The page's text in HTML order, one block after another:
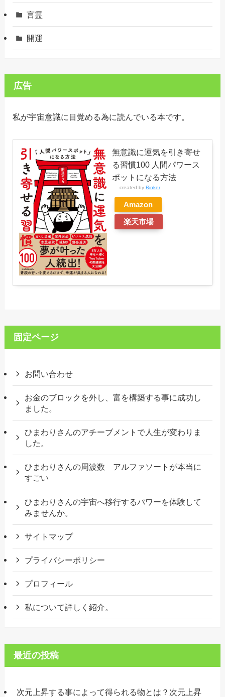
言霊
開運
広告
私が宇宙意識に目覚める為に読んでいる本です。
無意識に運気を引き寄せ
る習慣100 人間パワース
ポットになる方法
created by Rinker
Amazon
楽天市場
固定ページ
お問い合わせ
お金のブロックを外し、富を構築する事に成功し
ました。
ひまわりさんのアチーブメントで人生が変わりま
した。
ひまわりさんの周波数 アルファソートが本当に
すごい
ひまわりさんの宇宙へ移行するパワーを体験して
みませんか。
サイトマップ
プライバシーポリシー
プロフィール
私について詳しく紹介。
最近の投稿
次元上昇する事によって得られる物とは？次元上昇